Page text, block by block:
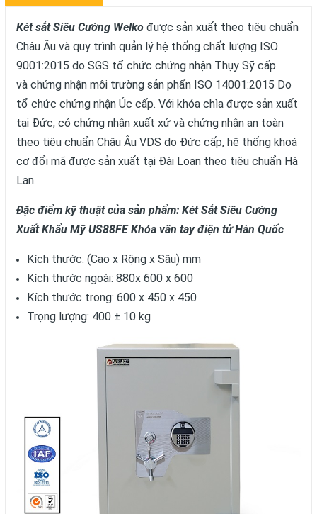
Két sắt Siêu Cường Welko được sản xuất theo tiêu chuẩn
Châu Âu và quy trình quản lý hệ thống chất lượng ISO
9001:2015 do SGS tổ chức chứng nhận Thụy Sỹ cấp
và chứng nhận môi trường sản phẩn ISO 14001:2015 Do
tổ chức chứng nhận Úc cấp. Với khóa chìa được sản xuất
tại Đức, có chứng nhận xuất xứ và chứng nhận an toàn
theo tiêu chuẩn Châu Âu VDS do Đức cấp, hệ thống khoá
cơ đổi mã được sản xuất tại Đài Loan theo tiêu chuẩn Hà
Lan.
Đặc điểm kỹ thuật của sản phẩm: Két Sắt Siêu Cường
Xuất Khẩu Mỹ US88FE Khóa vân tay điện tử Hàn Quốc
Kích thước: (Cao x Rộng x Sâu) mm
Kích thước ngoài: 880x 600 x 600
Kích thước trong: 600 x 450 x 450
Trọng lượng: 400 ± 10 kg